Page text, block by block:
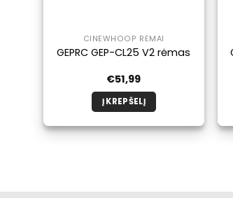
CINEWHOOP RĖMAI
GEPRC GEP-CL25 V2 rėmas
€51,99
Į KREPŠELĮ